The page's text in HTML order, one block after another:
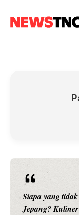
Siapa yang
Jepang?